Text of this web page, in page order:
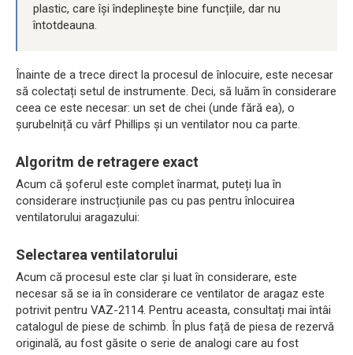
plastic, care își îndeplinește bine funcțiile, dar nu
întotdeauna.
Înainte de a trece direct la procesul de înlocuire, este necesar
să colectați setul de instrumente. Deci, să luăm în considerare
ceea ce este necesar: un set de chei (unde fără ea), o
șurubelniță cu vârf Phillips și un ventilator nou ca parte.
Algoritm de retragere exact
Acum că șoferul este complet înarmat, puteți lua în
considerare instrucțiunile pas cu pas pentru înlocuirea
ventilatorului aragazului:
Selectarea ventilatorului
Acum că procesul este clar și luat în considerare, este
necesar să se ia în considerare ce ventilator de aragaz este
potrivit pentru VAZ-2114. Pentru aceasta, consultați mai întâi
catalogul de piese de schimb. În plus față de piesa de rezervă
originală, au fost găsite o serie de analogi care au fost